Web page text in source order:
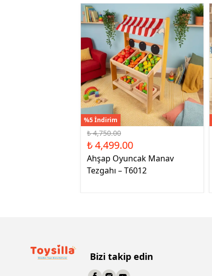
%5 İndirim
₺ 4,750.00
₺ 4,499.00
Ahşap Oyuncak Manav
Tezgahı – T6012
Bizi takip edin